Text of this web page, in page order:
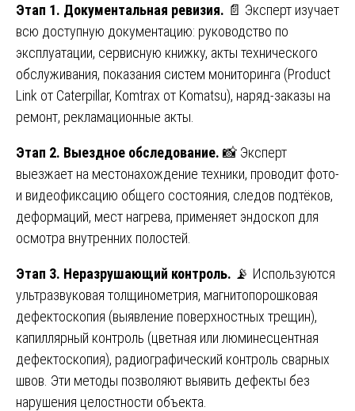
Этап 1. Документальная ревизия. 📄 Эксперт изучает
всю доступную документацию: руководство по
эксплуатации, сервисную книжку, акты технического
обслуживания, показания систем мониторинга (Product
Link от Caterpillar, Komtrax от Komatsu), наряд-заказы на
ремонт, рекламационные акты.
Этап 2. Выездное обследование. 📸 Эксперт
выезжает на местонахождение техники, проводит фото-
и видеофиксацию общего состояния, следов подтёков,
деформаций, мест нагрева, применяет эндоскоп для
осмотра внутренних полостей.
Этап 3. Неразрушающий контроль. 📡 Используются
ультразвуковая толщинометрия, магнитопорошковая
дефектоскопия (выявление поверхностных трещин),
капиллярный контроль (цветная или люминесцентная
дефектоскопия), радиографический контроль сварных
швов. Эти методы позволяют выявить дефекты без
нарушения целостности объекта.